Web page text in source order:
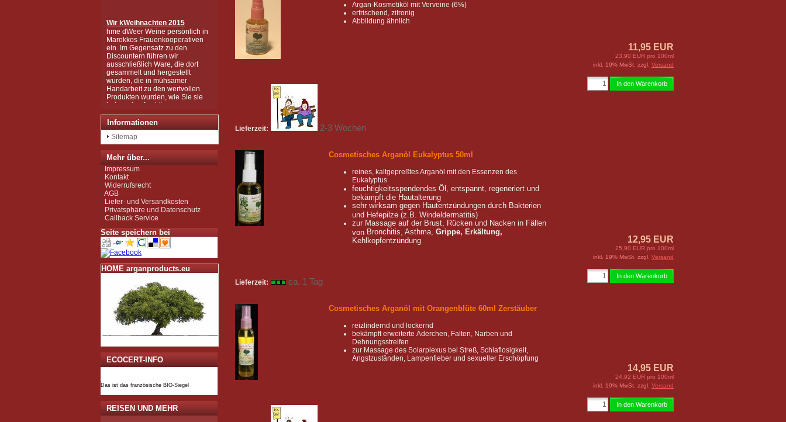
Argan-Kosmetiköl mit Verveine (6%)
erfrischend, zitronig
Abbildung ähnlich
11,95 EUR
23,90 EUR pro 100ml
inkl. 19% MwSt. zzgl. Versand
Lieferzeit: 2-3 Wochen
In den Warenkorb
Cosmetisches Arganöl Eukalyptus 50ml
reines, kaltgepreßtes Arganöl mit den Essenzen des
Eukalyptus
feuchtigkeitsspendendes Öl, entspannt, regeneriert und
bekämpft die Hautalterung
sehr wirksam gegen Hautentzündungen durch Bakterien
und Hefepilze (z.B. Windeldermatitis)
zur Massage auf der Brust, Rücken und Nacken in Fällen
von Bronchitis, Asthma, Grippe, Erkältung,
Kehlkopfentzündung
12,95 EUR
25,90 EUR pro 100ml
inkl. 19% MwSt. zzgl. Versand
Lieferzeit: ca. 1 Tag
In den Warenkorb
Cosmetisches Arganöl mit Orangenblüte 60ml Zerstäuber
reizlindernd und lockernd
bekämpft erweiterte Äderchen, Falten, Narben und
Dehnungsstreifen
zur Massage des Solarplexus bei Streß, Schlaflosigkeit,
Angstzuständen, Lampenfieber und sexueller Erschöpfung
14,95 EUR
24,92 EUR pro 100ml
inkl. 19% MwSt. zzgl. Versand
In den Warenkorb
hme dWeer Weine persönlich in
Marokkos Frauenkooperativen
ein. Im Gegensatz zu den
Discountern führen wir
ausschließlich Ware, die dort
gesammelt und hergestellt
wurden, die in mühsamer
Handarbeit zu den wertvollen
Produkten wurden, wie Sie sie
bei uns kaufen können.
Importeur zugelassen und
unterliegen der Kontrolle nach
der sog. Novel-Food-VO.
Seit Juli 2012 sind wir für das
Argan Speiseöl BIO-zertifiziert
gemäß EG-Öko-Verordnung
durch DE-ÖKO-037 (Marokko
Landwirtschaft)
Informationen
Sitemap
Mehr über...
Impressum
Kontakt
Widerrufsrecht
AGB
Liefer- und Versandkosten
Privatsphäre und Datenschutz
Callback Service
Seite speichern bei
HOME arganproducts.eu
ECOCERT-INFO
Das ist das französische BIO-Siegel
REISEN UND MEHR